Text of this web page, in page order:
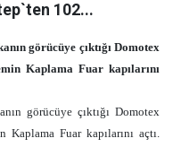
102...
görücüye çıktığı Domotex
Kaplama Fuar kapılarını
görücüye çıktığı Domotex
Fuar kapılarını açtı.